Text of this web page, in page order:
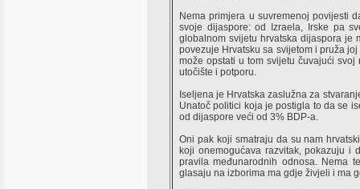
Nema primjera u suvremenoj povijesti
svoje dijaspore: od Izraela, Irske pa
globalnom svijetu hrvatska dijaspora je
povezuje Hrvatsku sa svijetom i pruža
može opstati u tom svijetu čuvajući
utočište i potporu.
Iseljena je Hrvatska zaslužna za
Unatoč politici koja je postigla to da se
od dijaspore veći od 3% BDP-a.
Oni pak koji smatraju da su nam
koji onemogućava razvitak, pokazuju i
pravila međunarodnih odnosa. Nema
glasaju na izborima ma gdje živjeli i ma